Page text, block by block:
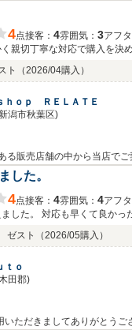
らお気軽にご連絡下さい。
4点接客： 4雰囲気： 3アフタ
親切丁寧な対応で購入を決
ト （2026/04購入）
ｈｏｐ ＲＥＬＡＴＥ
潟市秋葉区)
る販売店舗の中から当店で
メンテナンスや車検、整備
した。
4点接客： 4雰囲気： 4アフタ
した。 対応も早くて良かっ
ゼスト （2026/05購入）
ｔｏ
田郡)
いただきましてありがとう